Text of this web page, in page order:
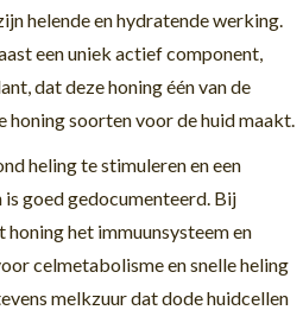
helende en hydratende werking.
een uniek actief component,
dat deze honing één van de
soorten voor de huid maakt.
heling te stimuleren en een
goed gedocumenteerd. Bij
het immuunsysteem en
celmetabolisme en snelle heling
melkzuur dat dode huidcellen